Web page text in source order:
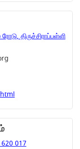
திருச்சிராப்பள்ளி
017